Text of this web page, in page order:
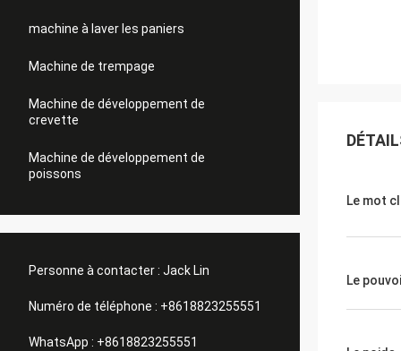
machine à laver les paniers
Machine de trempage
Machine de développement de
crevette
Machine de développement de
poissons
Personne à contacter : Jack Lin
Numéro de téléphone : +8618823255551
WhatsApp : +8618823255551
Le mot
Le